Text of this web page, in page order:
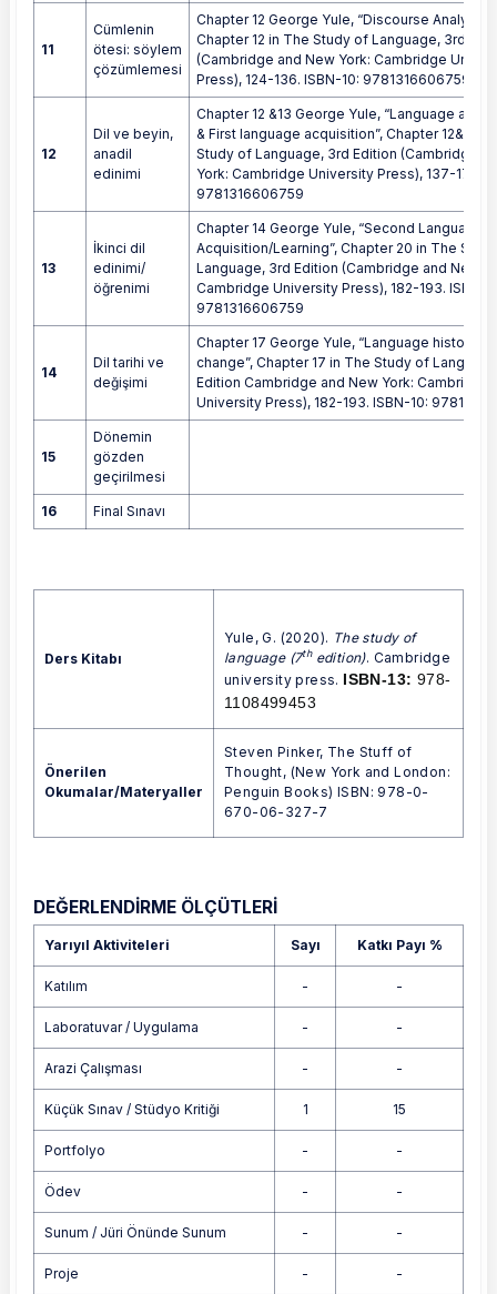
11
Cümlenin
ötesi: söylem
çözümlemesi
Chapter 12 George Yule, “Discourse Analysis”,
Chapter 12 in The Study of Language, 3rd
(Cambridge and New York: Cambridge
Press), 124-136. ISBN-10: 9781316606759
12
Dil ve beyin,
anadil
edinimi
Chapter 12 &13 George Yule, “Language and
& First language acquisition”, Chapter 12& 13
Study of Language, 3rd Edition (Cambridge
York: Cambridge University Press), 137-171.
9781316606759
13
İkinci dil
edinimi/
öğrenimi
Chapter 14 George Yule, “Second Language
Acquisition/Learning”, Chapter 20 in The
Language, 3rd Edition (Cambridge and New
Cambridge University Press), 182-193. ISBN-
9781316606759
14
Dil tarihi ve
değişimi
Chapter 17 George Yule, “Language history
change”, Chapter 17 in The Study of
Edition Cambridge and New York: Cambridge
University Press), 182-193. ISBN-10:
15
Dönemin
gözden
geçirilmesi
16 Final Sınavı
Ders Kitabı
Yule, G. (2020). The study of
language (7thedition). Cambridge
university press. ISBN-13: 978-
1108499453
Önerilen
Okumalar/Materyaller
Steven Pinker, The Stuff of
Thought, (New York and London:
Penguin Books) ISBN: 978-0-
670-06-327-7
DEĞERLENDİRME ÖLÇÜTLERİ
Yarıyıl Aktiviteleri Sayı Katkı Payı %
Katılım - -
Laboratuvar / Uygulama - -
Arazi Çalışması - -
Küçük Sınav / Stüdyo Kritiği 1 15
Portfolyo - -
Ödev - -
Sunum / Jüri Önünde Sunum - -
Proje - -